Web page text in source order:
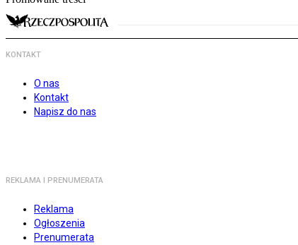
KONTAKT
O nas
Kontakt
Napisz do nas
REKLAMA I PRENUMERATA
Reklama
Ogłoszenia
Prenumerata